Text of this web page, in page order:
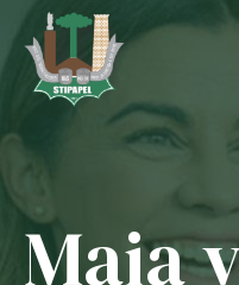
to
content
Home
Maia